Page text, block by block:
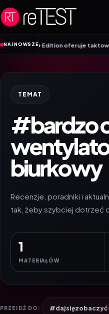
Przejdź do treści
NAJNOWSZE
ROG Edition oferuje taktowanie
TEMAT
#bardzo
biurkowy
Recenzje, poradniki i
tak, żeby szybciej dotrzeć
1
MATERIAŁÓW
PRZEJDŹ DO: #dajsięzobaczyć